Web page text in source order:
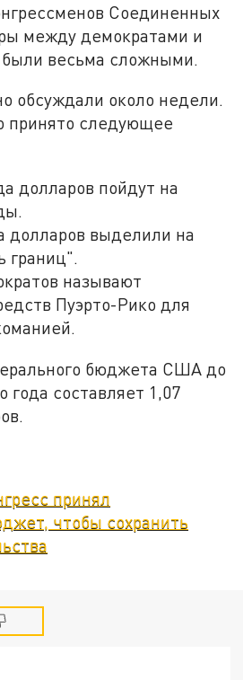
Соединенных
между демократами и
весьма сложными.
обсуждали около недели.
принято следующее
долларов пойдут на
долларов выделили на
границ".
называют
Пуэрто-Рико для
бюджета США до
года составляет 1,07
принял
чтобы сохранить